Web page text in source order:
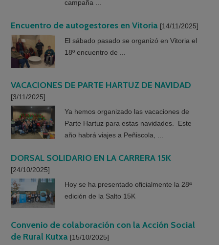
campaña ...
Encuentro de autogestores en Vitoria [14/11/2025]
El sábado pasado se organizó en Vitoria el
18º encuentro de ...
VACACIONES DE PARTE HARTUZ DE NAVIDAD
[3/11/2025]
Ya hemos organizado las vacaciones de
Parte Hartuz para estas navidades. Este
año habrá viajes a Peñiscola, ...
DORSAL SOLIDARIO EN LA CARRERA 15K
[24/10/2025]
Hoy se ha presentado oficialmente la 28ª
edición de la Salto 15K
Convenio de colaboración con la Acción Social
de Rural Kutxa [15/10/2025]